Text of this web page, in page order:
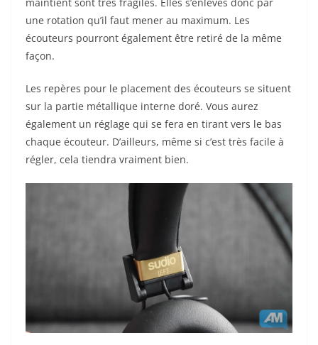
une rotation qu’il faut mener au maximum. Les
écouteurs pourront également être retiré de la même
façon.
Les repères pour le placement des écouteurs se situent
sur la partie métallique interne doré. Vous aurez
également un réglage qui se fera en tirant vers le bas
chaque écouteur. D’ailleurs, même si c’est très facile à
régler, cela tiendra vraiment bien.